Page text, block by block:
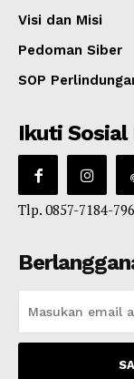
Visi dan Misi
Pedoman Siber
SOP
Ikuti Sosial
Tlp. 0857-7184-